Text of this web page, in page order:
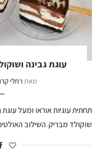
עוגת גבינה
מאת רחלי
תחתית עוגיות אוראו ומעל
שוקולד מבריק. השילוב